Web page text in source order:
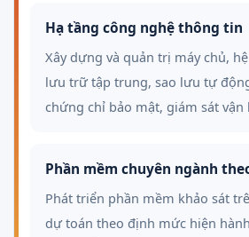
Hạ tầng công nghệ thông tin
Xây dựng và quản trị máy chủ,
lưu trữ tập trung, sao lưu tự
chứng chỉ bảo mật, giám sát vận
Phần mềm chuyên ngành
Phát triển phần mềm khảo sát
dự toán theo định mức hiện